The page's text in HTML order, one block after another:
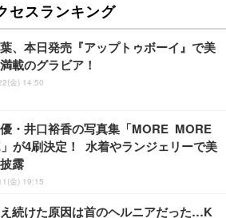
セスランキング
、本日発売『アップトゥボーイ』で美
載のグラビア！
金) 14:50
優・井口裕香の写真集「MORE MORE
が4刷決定！ 水着やランジェリーで美
露
金) 19:15
続けた原因は首のヘルニアだった…K